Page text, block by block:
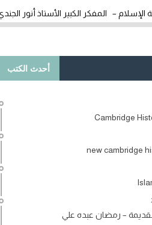
الإسلام – المفكر الكبير الأستاذ أنور
أحدث الكتب
Cambridge
new cambridge
– رمضان عبده علي